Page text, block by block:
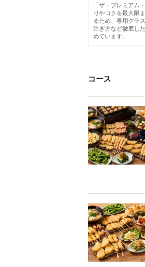
「ザ・プレミアム
りやコクを最大限
るため、専用グラ
注ぎ方など徹底し
めています。
コース